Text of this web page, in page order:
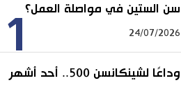
1سن الستين في مواصلة العمل؟
24/07/2026
وداعًا لشينكانسن 500.. أحد أشهر